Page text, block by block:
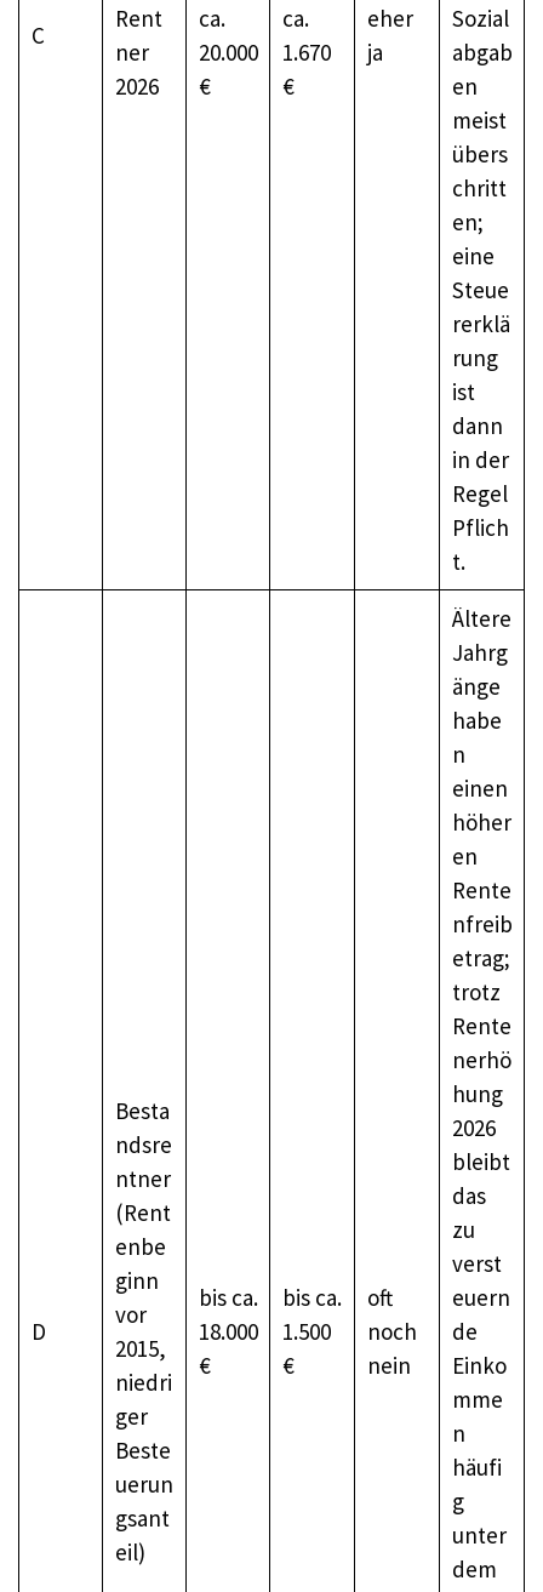
C
Rent
ner
2026
ca.
20.000
€
ca.
1.670
€
eher
ja
Sozial
abgab
en
meist
übers
chritt
en;
eine
Steue
rerklä
rung
ist
dann
in der
Regel
Pflich
t.
D
Besta
ndsre
ntner
(Rent
enbe
ginn
vor
2015,
niedri
ger
Beste
uerun
gsant
eil)
bis ca.
18.000
€
bis ca.
1.500
€
oft
noch
nein
Ältere
Jahrg
änge
habe
n
einen
höher
en
Rente
nfreib
etrag;
trotz
Rente
nerhö
hung
2026
bleibt
das
zu
verst
euern
de
Einko
mme
n
häufi
g
unter
dem